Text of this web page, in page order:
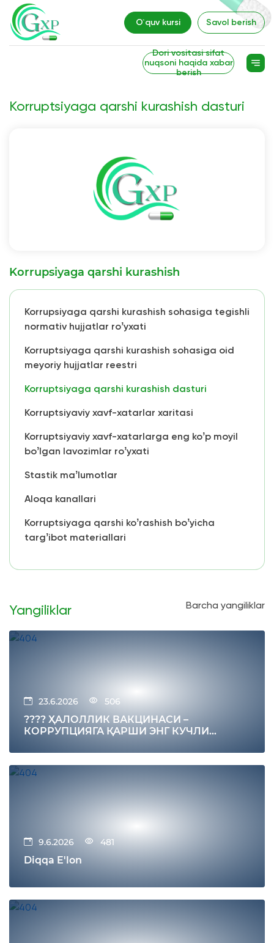
O`quv kursi Savol berish
Dori vositasi sifat
nuqsoni haqida xabar
berish
Korruptsiyaga qarshi kurashish dasturi
Korrupsiyaga qarshi kurashish
Korrupsiyaga qarshi kurashish sohasiga tegishli
normativ hujjatlar roʼyxati
Korruptsiyaga qarshi kurashish sohasiga oid
meyoriy hujjatlar reestri
Korruptsiyaga qarshi kurashish dasturi
Korruptsiyaviy xavf-xatarlar xaritasi
Korruptsiyaviy xavf-xatarlarga eng koʼp moyil
boʼlgan lavozimlar roʼyxati
Stastik maʼlumotlar
Аloqa kanallari
Korruptsiyaga qarshi koʼrashish boʼyicha
targʼibot materiallari
Yangiliklar Barcha yangiliklar
23.6.2026 506
???? ҲАЛОЛЛИК ВАКЦИНАСИ –
КОРРУПЦИЯГА ҚАРШИ ЭНГ КУЧЛИ
9.6.2026 481
Diqqa E'lon